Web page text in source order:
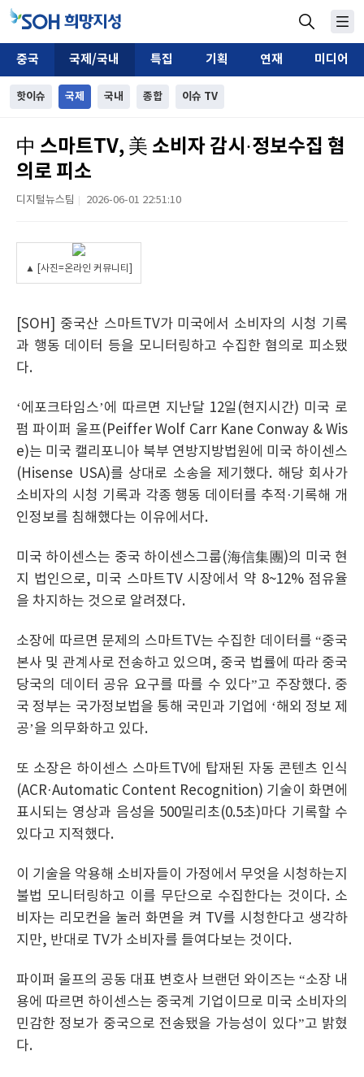
중국 국제/국내 특집 기획 연재 미디어
핫이슈 국제 국내 종합 이슈 TV
中 스마트TV, 美 소비자 감시·정보수집 혐
의로 피소
디지털뉴스팀 2026-06-01 22:51:10
▲ [사진=온라인 커뮤니티]
[SOH] 중국산 스마트TV가 미국에서 소비자의 시청 기록
과 행동 데이터 등을 모니터링하고 수집한 혐의로 피소됐
다.
‘에포크타임스’에 따르면 지난달 12일(현지시간) 미국 로
펌 파이퍼 울프(Peiffer Wolf Carr Kane Conway & Wis
e)는 미국 캘리포니아 북부 연방지방법원에 미국 하이센스
(Hisense USA)를 상대로 소송을 제기했다. 해당 회사가
소비자의 시청 기록과 각종 행동 데이터를 추적·기록해 개
인정보를 침해했다는 이유에서다.
미국 하이센스는 중국 하이센스그룹(海信集團)의 미국 현
지 법인으로, 미국 스마트TV 시장에서 약 8~12% 점유율
을 차지하는 것으로 알려졌다.
소장에 따르면 문제의 스마트TV는 수집한 데이터를 “중국
본사 및 관계사로 전송하고 있으며, 중국 법률에 따라 중국
당국의 데이터 공유 요구를 따를 수 있다”고 주장했다. 중
국 정부는 국가정보법을 통해 국민과 기업에 ‘해외 정보 제
공’을 의무화하고 있다.
또 소장은 하이센스 스마트TV에 탑재된 자동 콘텐츠 인식
(ACR·Automatic Content Recognition) 기술이 화면에
표시되는 영상과 음성을 500밀리초(0.5초)마다 기록할 수
있다고 지적했다.
이 기술을 악용해 소비자들이 가정에서 무엇을 시청하는지
불법 모니터링하고 이를 무단으로 수집한다는 것이다. 소
비자는 리모컨을 눌러 화면을 켜 TV를 시청한다고 생각하
지만, 반대로 TV가 소비자를 들여다보는 것이다.
파이퍼 울프의 공동 대표 변호사 브랜던 와이즈는 “소장 내
용에 따르면 하이센스는 중국계 기업이므로 미국 소비자의
민감한 정보가 중국으로 전송됐을 가능성이 있다”고 밝혔
다.